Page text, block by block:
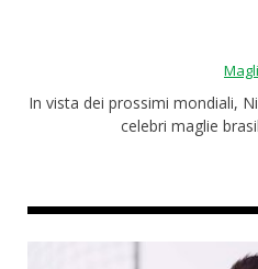
In vista dei prossimi mondiali,
celebri maglie